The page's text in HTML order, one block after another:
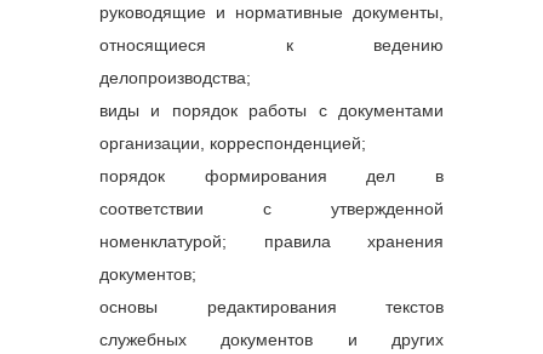
руководящие и нормативные документы,
относящиеся к ведению
делопроизводства;
виды и порядок работы с документами
организации, корреспонденцией;
порядок формирования дел в
соответствии с утвержденной
номенклатурой; правила хранения
документов;
основы редактирования текстов
служебных документов и других